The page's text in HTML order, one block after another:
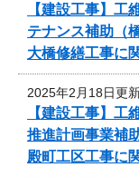
【建設工事】
テナンス補助（
大橋修繕工事に
2025年2月18日更
【建設工事】
推進計画事業補
殿町工区工事に